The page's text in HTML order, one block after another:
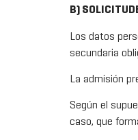
B)
Los datos
secundaria
La admisión
Según el
caso, que